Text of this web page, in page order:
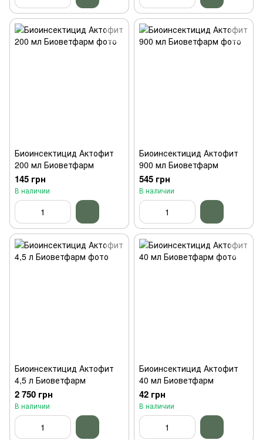
Биоинсектицид Актофит
200 мл Биоветфарм
145 грн
В наличии
Биоинсектицид Актофит
900 мл Биоветфарм
545 грн
В наличии
Биоинсектицид Актофит
4,5 л Биоветфарм
2 750 грн
В наличии
Биоинсектицид Актофит
40 мл Биоветфарм
42 грн
В наличии